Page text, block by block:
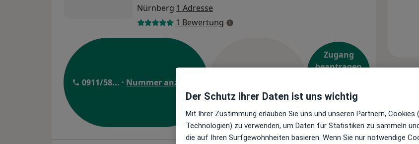
Nürnberg 1 Adresse
1 Bewertung
0911/58... · Nummer anzeigen
Zugang
beantragen
Inhaber
dieses
Profils)
Der Schutz ihrer Daten ist uns wichtig
Mit Ihrer Zustimmung erlauben Sie uns und unseren Partnern, Cookies
Technologien) zu verwenden, um Daten für Statistiken zu sammeln
die auf Ihren Surfgewohnheiten basieren. Wenn Sie nur notwendige